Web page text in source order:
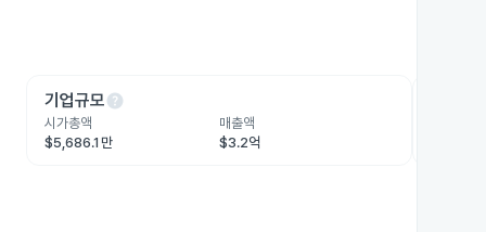
기업규모help
시가총액
$5,686.1만
매출액
$3.2억